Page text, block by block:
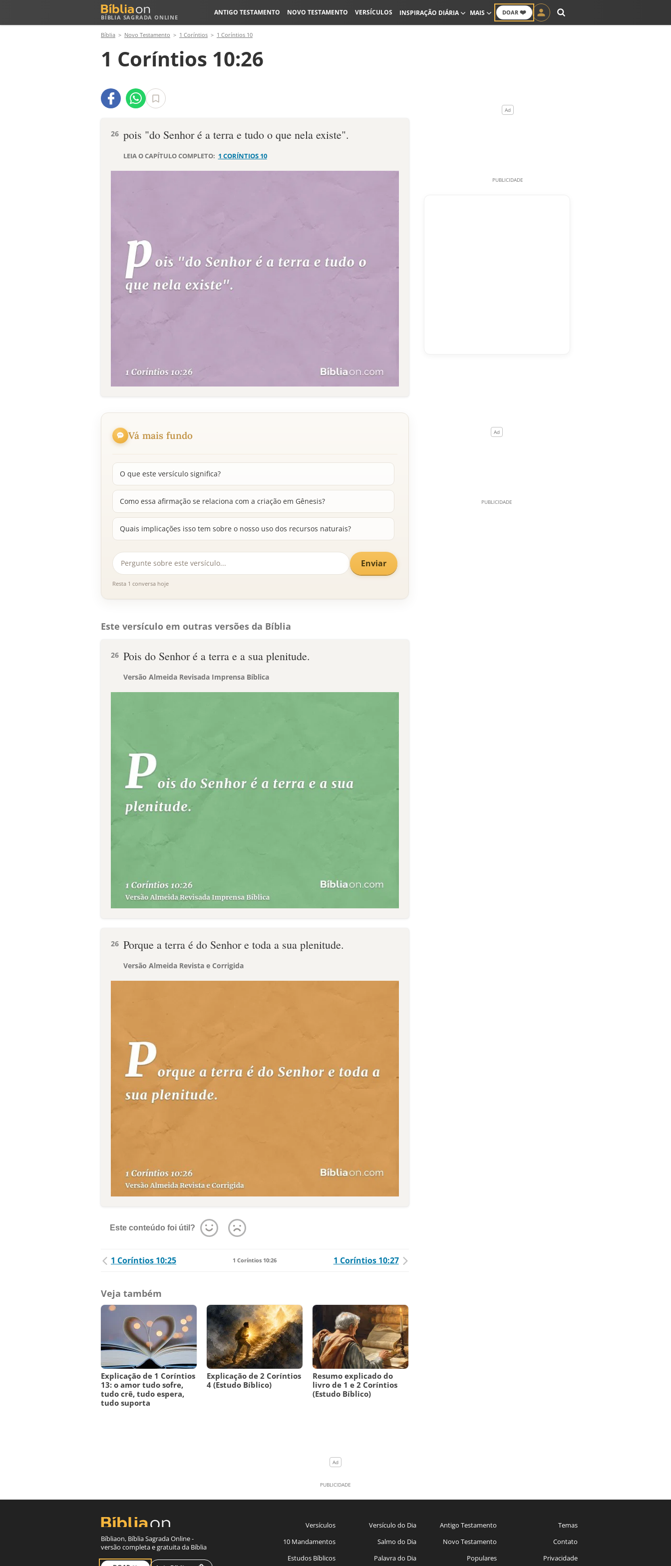
BÍBLIA SAGRADA ONLINE
DOAR ❤️
ANTIGO TESTAMENTO NOVO TESTAMENTO VERSÍCULOS INSPIRAÇÃO DIÁRIA MAIS
Bíblia Novo Testamento 1 Coríntios 1 Coríntios 10
1 Coríntios 10:26
26 pois "do Senhor é a terra e tudo o que nela existe".
LEIA O CAPÍTULO COMPLETO: 1 CORÍNTIOS 10
Vá mais fundo
O que este versículo significa?
Como essa afirmação se relaciona com a criação em Gênesis?
Quais implicações isso tem sobre o nosso uso dos recursos naturais?
Enviar
Resta 1 conversa hoje
Este versículo em outras versões da Bíblia
26 Pois do Senhor é a terra e a sua plenitude.
Versão Almeida Revisada Imprensa Bíblica
26 Porque a terra é do Senhor e toda a sua plenitude.
Versão Almeida Revista e Corrigida
Este conteúdo foi útil?
1 Coríntios 10:25 1 Coríntios 10:26 1 Coríntios 10:27
Veja também
Explicação de 1 Coríntios
13: o amor tudo sofre,
tudo crê, tudo espera,
tudo suporta
Explicação de 2 Coríntios
4 (Estudo Bíblico)
Resumo explicado do
livro de 1 e 2 Coríntios
(Estudo Bíblico)
Bíbliaon, Bíblia Sagrada Online -
versão completa e gratuita da Bíblia
Versículos
10 Mandamentos
Estudos Bíblicos
Versículo do Dia
Salmo do Dia
Palavra do Dia
Antigo Testamento
Novo Testamento
Populares
Temas
Contato
Privacidade